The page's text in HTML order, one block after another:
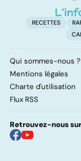
RECETTES
Qui sommes-nous ?
Mentions légales
Charte d'utilisation
Flux RSS
Retrouvez-nous sur